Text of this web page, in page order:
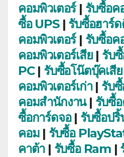
คอมพิวเตอร์| รับซื้อค
ซื้อ UPS| รับซื้อฮาร์
คอมพิวเตอร์| รับซื้อค
คอมพิวเตอร์เสีย| รับ
PC| รับซื้อโน๊ตบุ๊คเสีย
คอมพิวเตอร์เก่า | รับ
คอมสำนักงาน | รับซื้
ซื้อการ์ดจอ| รับซื้อปริ้
คอม| รับซื้อ
คาต้า| รับซื้อ Ram |